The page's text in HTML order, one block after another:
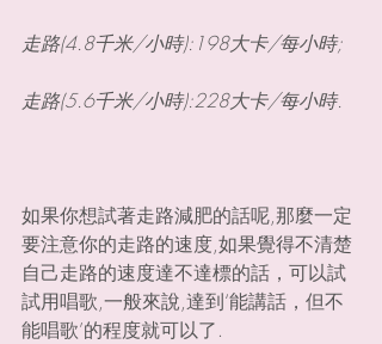
走路(4.8千米/小時):198大卡/每小時;
走路(5.6千米/小時):228大卡/每小時.
如果你想試著走路減肥的話呢,那麼一定
要注意你的走路的速度,如果覺得不清楚
自己走路的速度達不達標的話，可以試
試用唱歌,一般來說,達到‘能講話，但不
能唱歌’的程度就可以了.